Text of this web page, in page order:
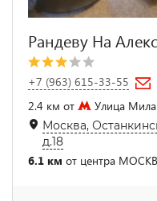
Рандеву На
+7 (963) 615-33-55
2.4 км от
Улица
Москва,
д.18
6.1 км от центра